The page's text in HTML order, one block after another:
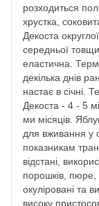
розходиться
хрустка,
Декоста
середньої
еластична.
декілька днів
настає в січні.
Декоста - 4 - 5
ми місяців.
для вживання у
показникам
відстані,
порошків, пюре,
окуліровані та
високу